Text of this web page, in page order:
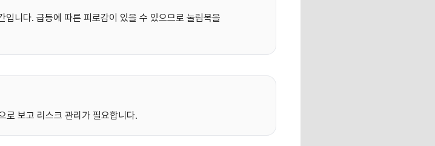
니다. 급등에 따른 피로감이 있을 수 있으므로 눌림목을
보고 리스크 관리가 필요합니다.